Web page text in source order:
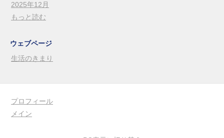
2025年12月
もっと読む
ウェブページ
生活のきまり
プロフィール
メイン